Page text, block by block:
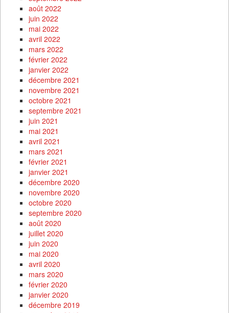
août 2022
juin 2022
mai 2022
avril 2022
mars 2022
février 2022
janvier 2022
décembre 2021
novembre 2021
octobre 2021
septembre 2021
juin 2021
mai 2021
avril 2021
mars 2021
février 2021
janvier 2021
décembre 2020
novembre 2020
octobre 2020
septembre 2020
août 2020
juillet 2020
juin 2020
mai 2020
avril 2020
mars 2020
février 2020
janvier 2020
décembre 2019